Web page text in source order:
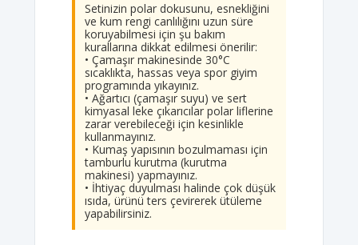
Setinizin polar dokusunu, esnekliğini
ve kum rengi canlılığını uzun süre
koruyabilmesi için şu bakım
kurallarına dikkat edilmesi önerilir:
• Çamaşır makinesinde 30°C
sıcaklıkta, hassas veya spor giyim
programında yıkayınız.
• Ağartıcı (çamaşır suyu) ve sert
kimyasal leke çıkarıcılar polar liflerine
zarar verebileceği için kesinlikle
kullanmayınız.
• Kumaş yapısının bozulmaması için
tamburlu kurutma (kurutma
makinesi) yapmayınız.
• İhtiyaç duyulması halinde çok düşük
ısıda, ürünü ters çevirerek ütüleme
yapabilirsiniz.